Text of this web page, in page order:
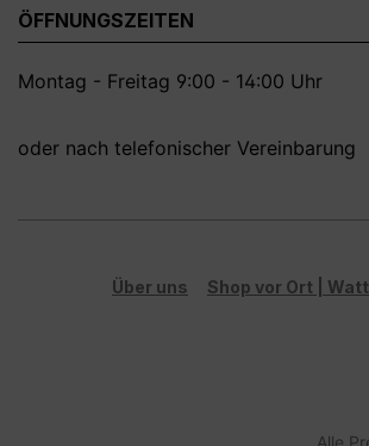
ÖFFNUNGSZEITEN
Montag - Freitag 9:00 - 14:00 Uhr
oder nach telefonischer Vereinbarung
Über uns Shop vor Ort |
Alle